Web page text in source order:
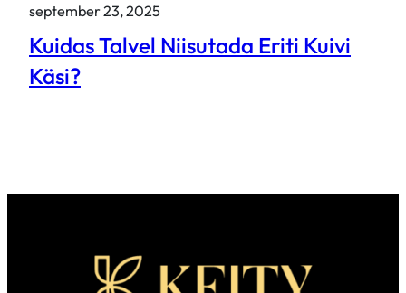
september 23, 2025
Kuidas Talvel Niisutada Eriti Kuivi
Käsi?